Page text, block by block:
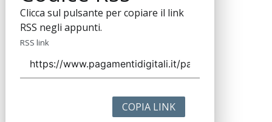
Clicca sul pulsante per copiare il link
RSS negli appunti.
RSS link
COPIA LINK